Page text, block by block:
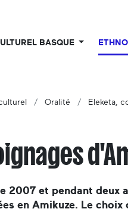
BASQUE
Oralité Eleketa,
2007 et pendant deux
en Amikuze. Le